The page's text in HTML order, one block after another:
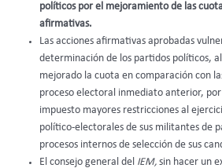
políticos por el mejoramiento de las
afirmativas.
Las acciones afirmativas aprobadas
determinación de los partidos políticos,
mejorado la cuota en comparación con
proceso electoral inmediato anterior, por
impuesto mayores restricciones al
político-electorales de sus militantes de
procesos internos de selección de sus
El consejo general del IEM, sin hacer un